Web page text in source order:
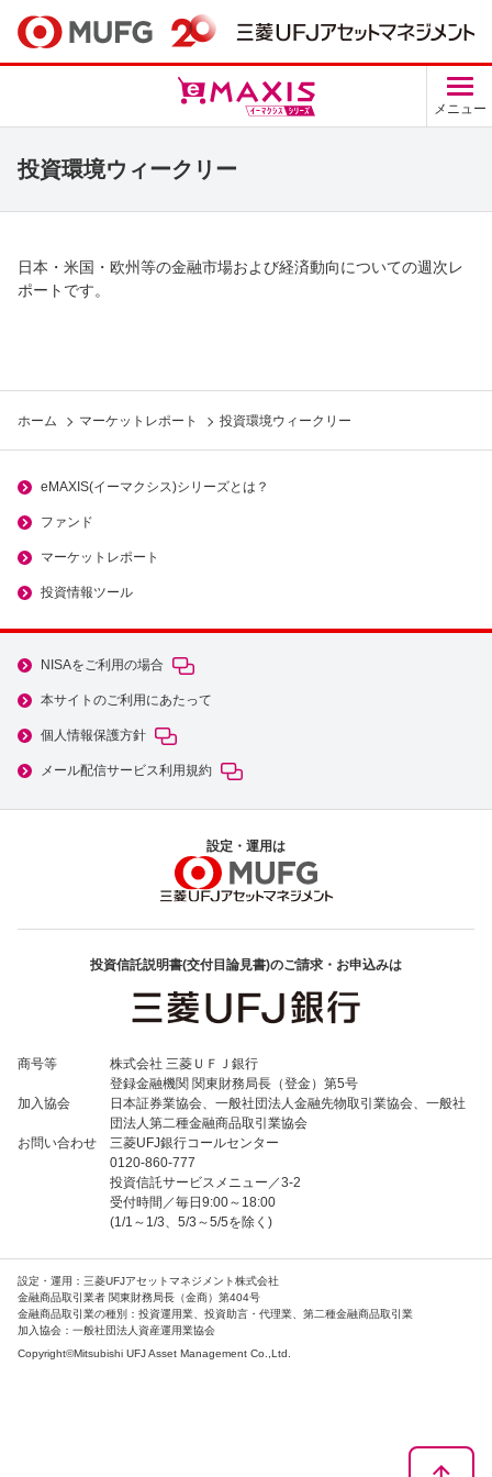
メニュー
投資環境ウィークリー
日本・米国・欧州等の金融市場および経済動向についての週次レ
ポートです。
ホーム マーケットレポート 投資環境ウィークリー
eMAXIS(イーマクシス)シリーズとは？
ファンド
マーケットレポート
投資情報ツール
NISAをご利用の場合
本サイトのご利用にあたって
個人情報保護方針
メール配信サービス利用規約
設定・運用は
投資信託説明書(交付目論見書)のご請求・お申込みは
商号等
株式会社 三菱ＵＦＪ銀行
登録金融機関 関東財務局長（登金）第5号
加入協会
日本証券業協会、一般社団法人金融先物取引業協会、一般社
団法人第二種金融商品取引業協会
お問い合わせ
三菱UFJ銀行コールセンター
0120-860-777
投資信託サービスメニュー／3-2
受付時間／毎日9:00～18:00
(1/1～1/3、5/3～5/5を除く)
設定・運用：三菱UFJアセットマネジメント株式会社
金融商品取引業者 関東財務局長（金商）第404号
金融商品取引業の種別：投資運用業、投資助言・代理業、第二種金融商品取引業
加入協会：一般社団法人資産運用業協会
Copyright©Mitsubishi UFJ Asset Management Co.,Ltd.